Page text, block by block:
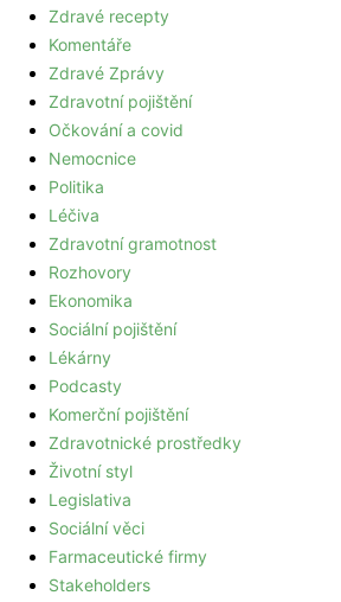
Zdravé recepty
Komentáře
Zdravé Zprávy
Zdravotní pojištění
Očkování a covid
Nemocnice
Politika
Léčiva
Zdravotní gramotnost
Rozhovory
Ekonomika
Sociální pojištění
Lékárny
Podcasty
Komerční pojištění
Zdravotnické prostředky
Životní styl
Legislativa
Sociální věci
Farmaceutické firmy
Stakeholders